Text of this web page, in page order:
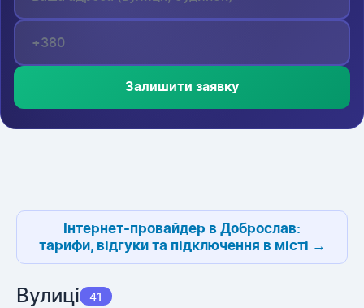
Залишити заявку
Інтернет-провайдер в Доброслав:
тарифи, відгуки та підключення в місті →
Вулиці 41